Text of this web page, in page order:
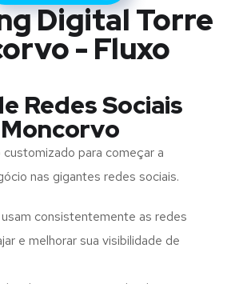
Digital Torre
- Fluxo
Redes Sociais
customizado para começar a
nas gigantes redes sociais.
consistentemente as redes
e melhorar sua visibilidade de